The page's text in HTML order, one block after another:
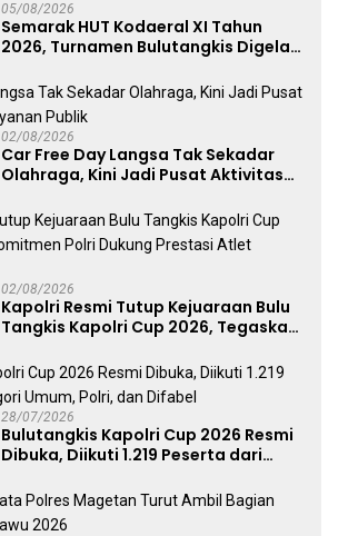
05/08/2026
Semarak HUT Kodaeral XI Tahun
2026, Turnamen Bulutangkis Digelar
Perkuat Soliditas Prajurit
02/08/2026
Car Free Day Langsa Tak Sekadar
Olahraga, Kini Jadi Pusat Aktivitas
02/08/2026
Kapolri Resmi Tutup Kejuaraan Bulu
Tangkis Kapolri Cup 2026, Tegaskan
Atlet Nasional
28/07/2026
Bulutangkis Kapolri Cup 2026 Resmi
Dibuka, Diikuti 1.219 Peserta dari